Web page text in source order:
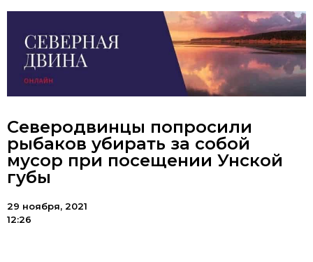
Северодвинцы попросили
рыбаков убирать за собой
мусор при посещении Унской
губы
29 ноября, 2021
12:26